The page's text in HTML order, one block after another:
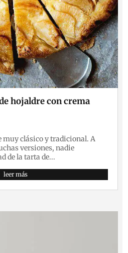
hojaldre con crema
muy clásico y tradicional. A
versiones, nadie
de la tarta de...
leer más